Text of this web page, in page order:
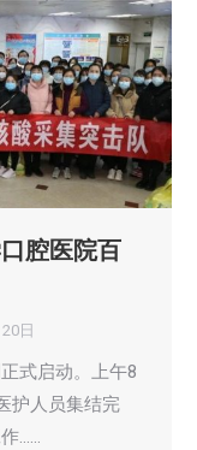
腔医院百
日
式启动。上午8
护人员集结完
……